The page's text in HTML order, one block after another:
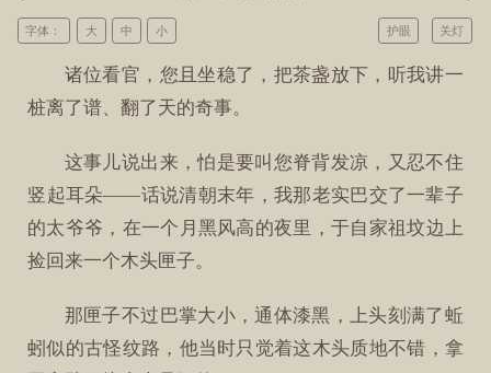
关灯
护眼
字体： 大 中 小
诸位看官，您且坐稳了，把茶盏放下，听我讲一
桩离了谱、翻了天的奇事。
这事儿说出来，怕是要叫您脊背发凉，又忍不住
竖起耳朵——话说清朝末年，我那老实巴交了一辈子
的太爷爷，在一个月黑风高的夜里，于自家祖坟边上
捡回来一个木头匣子。
那匣子不过巴掌大小，通体漆黑，上头刻满了蚯
蚓似的古怪纹路，他当时只觉着这木头质地不错，拿